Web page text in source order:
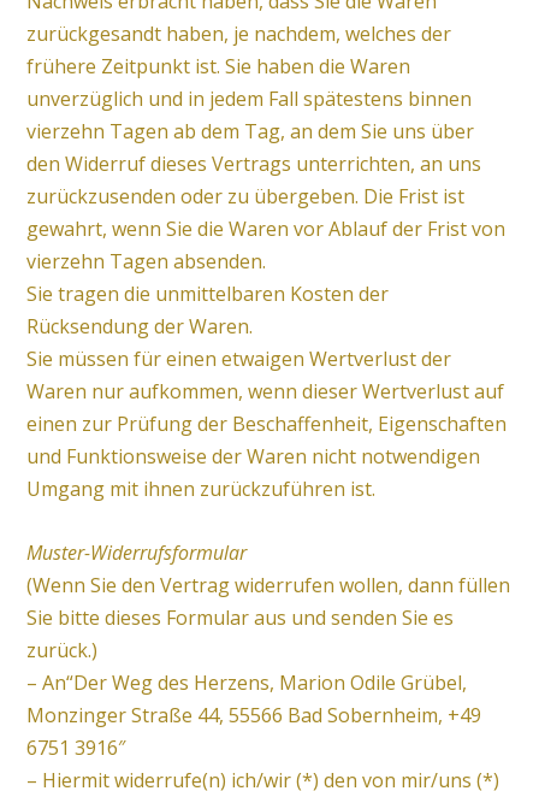
zurückgesandt haben, je nachdem, welches der
frühere Zeitpunkt ist. Sie haben die Waren
unverzüglich und in jedem Fall spätestens binnen
vierzehn Tagen ab dem Tag, an dem Sie uns über
den Widerruf dieses Vertrags unterrichten, an uns
zurückzusenden oder zu übergeben. Die Frist ist
gewahrt, wenn Sie die Waren vor Ablauf der Frist von
vierzehn Tagen absenden.
Sie tragen die unmittelbaren Kosten der
Rücksendung der Waren.
Sie müssen für einen etwaigen Wertverlust der
Waren nur aufkommen, wenn dieser Wertverlust auf
einen zur Prüfung der Beschaffenheit, Eigenschaften
und Funktionsweise der Waren nicht notwendigen
Umgang mit ihnen zurückzuführen ist.
Muster-Widerrufsformular
(Wenn Sie den Vertrag widerrufen wollen, dann füllen
Sie bitte dieses Formular aus und senden Sie es
zurück.)
– An“Der Weg des Herzens, Marion Odile Grübel,
Monzinger Straße 44, 55566 Bad Sobernheim, +49
6751 3916″
– Hiermit widerrufe(n) ich/wir (*) den von mir/uns (*)